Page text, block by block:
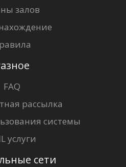
залов
FAQ
рассылка
системы
услуги
сети